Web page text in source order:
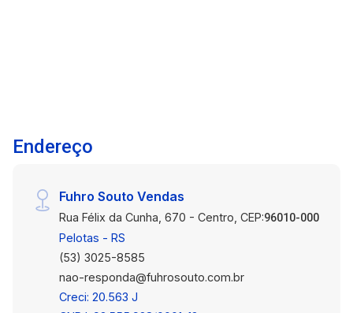
Endereço
Fuhro Souto Vendas
Rua Félix da Cunha, 670 - Centro, CEP:96010-000
Pelotas - RS
(53) 3025-8585
nao-responda@fuhrosouto.com.br
Creci: 20.563 J